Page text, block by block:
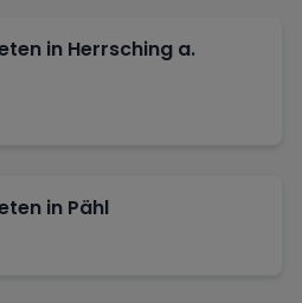
in Herrsching a.
in Pähl